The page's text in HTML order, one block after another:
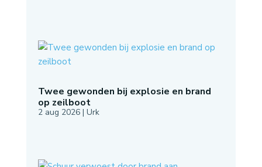
Twee gewonden bij explosie en brand
op zeilboot
2 aug 2026| Urk